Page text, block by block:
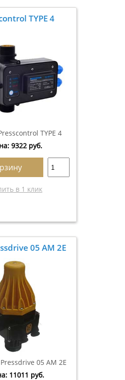
TYPE 4
TYPE 4
9322 руб.
в 1 клик
05 AM 2E
05 AM 2E
11011 руб.